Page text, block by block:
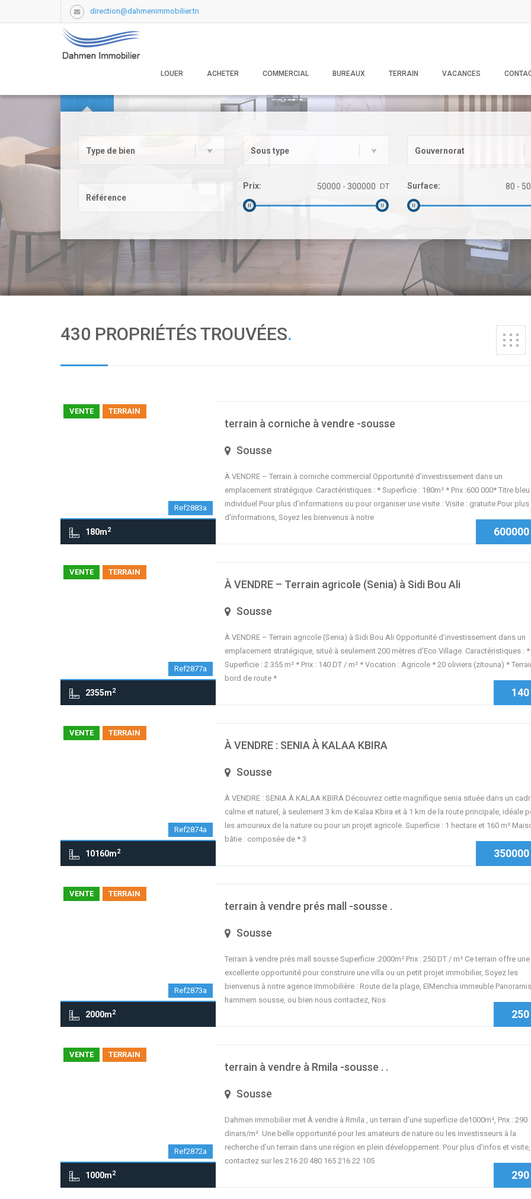
direction@dahmenimmobilier.tn
LOUER ACHETER COMMERCIAL BUREAUX TERRAIN VACANCES
Type de bien Sous type Gouvernorat
Prix: DT Surface:
430 PROPRIÉTÉS TROUVÉES.
VENTE TERRAIN
Ref2883a
180m2
terrain à corniche à vendre -sousse
Sousse
À VENDRE – Terrain à corniche commercial Opportunité d’investissement dans un
emplacement stratégique. Caractéristiques : * Superficie : 180m² * Prix :600 000* Titre bleu
individuel Pour plus d’informations ou pour organiser une visite : Visite : gratuite Pour plus
d'informations, Soyez les bienvenus à notre
600000
VENTE TERRAIN
Ref2877a
2355m2
À VENDRE – Terrain agricole (Senia) à Sidi Bou Ali
Sousse
À VENDRE – Terrain agricole (Senia) à Sidi Bou Ali Opportunité d’investissement dans un
emplacement stratégique, situé à seulement 200 mètres d’Eco Village. Caractéristiques : *
Superficie : 2 355 m² * Prix : 140 DT / m² * Vocation : Agricole * 20 oliviers (zitouna) *
bord de route *
140
VENTE TERRAIN
Ref2874a
10160m2
À VENDRE : SENIA À KALAA KBIRA
Sousse
À VENDRE : SENIA À KALAA KBIRA Découvrez cette magnifique senia située dans un
calme et naturel, à seulement 3 km de Kalaa Kbira et à 1 km de la route principale, idéale
les amoureux de la nature ou pour un projet agricole. Superficie : 1 hectare et 160 m²
bâtie : composée de * 3
350000
VENTE TERRAIN
Ref2873a
2000m2
terrain à vendre prés mall -sousse .
Sousse
Terrain à vendre prés mall sousse Superficie :2000m² Prix : 250 DT / m² Ce terrain offre une
excellente opportunité pour construire une villa ou un petit projet immobilier, Soyez les
bienvenus à notre agence Immobilière : Route de la plage, ElMenchia immeuble Panoramis
hammem sousse, ou bien nous contactez, Nos
250
VENTE TERRAIN
Ref2872a
1000m2
terrain à vendre à Rmila -sousse . .
Sousse
Dahmen immobilier met À vendre à Rmila , un terrain d’une superficie de1000m², Prix : 290
dinars/m². Une belle opportunité pour les amateurs de nature ou les investisseurs à la
recherche d’un terrain dans une région en plein développement. Pour plus d'infos et visite,
contactez sur les 216 20 480 165 216 22 105
290